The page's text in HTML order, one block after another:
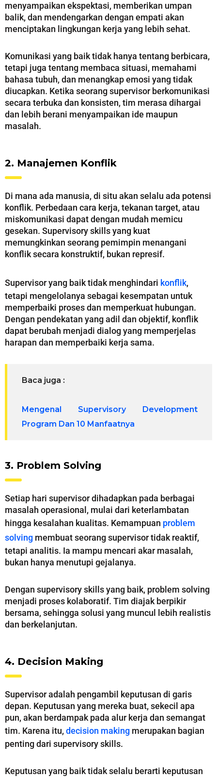
menyampaikan ekspektasi, memberikan umpan
balik, dan mendengarkan dengan empati akan
menciptakan lingkungan kerja yang lebih sehat.
Komunikasi yang baik tidak hanya tentang berbicara,
tetapi juga tentang membaca situasi, memahami
bahasa tubuh, dan menangkap emosi yang tidak
diucapkan. Ketika seorang supervisor berkomunikasi
secara terbuka dan konsisten, tim merasa dihargai
dan lebih berani menyampaikan ide maupun
masalah.
2. Manajemen Konflik
Di mana ada manusia, di situ akan selalu ada potensi
konflik. Perbedaan cara kerja, tekanan target, atau
miskomunikasi dapat dengan mudah memicu
gesekan. Supervisory skills yang kuat
memungkinkan seorang pemimpin menangani
konflik secara konstruktif, bukan represif.
Supervisor yang baik tidak menghindari konflik,
tetapi mengelolanya sebagai kesempatan untuk
memperbaiki proses dan memperkuat hubungan.
Dengan pendekatan yang adil dan objektif, konflik
dapat berubah menjadi dialog yang memperjelas
harapan dan memperbaiki kerja sama.
Baca juga :
Mengenal Supervisory Development
Program Dan 10 Manfaatnya
3. Problem Solving
Setiap hari supervisor dihadapkan pada berbagai
masalah operasional, mulai dari keterlambatan
hingga kesalahan kualitas. Kemampuan problem
solving membuat seorang supervisor tidak reaktif,
tetapi analitis. Ia mampu mencari akar masalah,
bukan hanya menutupi gejalanya.
Dengan supervisory skills yang baik, problem solving
menjadi proses kolaboratif. Tim diajak berpikir
bersama, sehingga solusi yang muncul lebih realistis
dan berkelanjutan.
4. Decision Making
Supervisor adalah pengambil keputusan di garis
depan. Keputusan yang mereka buat, sekecil apa
pun, akan berdampak pada alur kerja dan semangat
tim. Karena itu, decision making merupakan bagian
penting dari supervisory skills.
Keputusan yang baik tidak selalu berarti keputusan